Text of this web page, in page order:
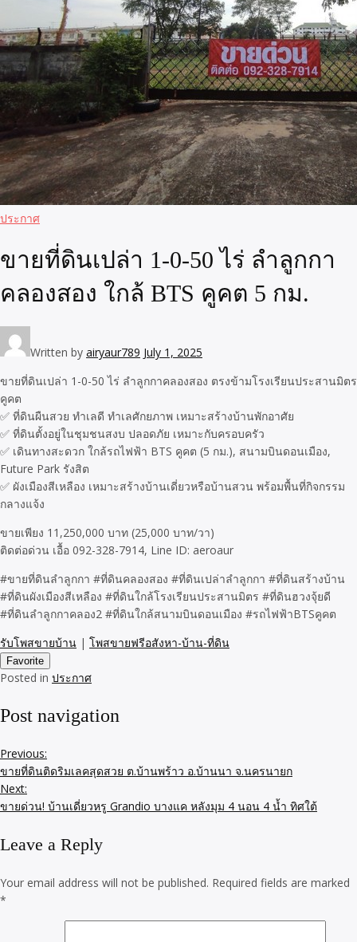
ประกาศ
ขายที่ดินเปล่า 1-0-50 ไร่ ลำลูกกา
คลองสอง ใกล้ BTS คูคต 5 กม.
Written by airyaur789 July 1, 2025
ขายที่ดินเปล่า 1-0-50 ไร่ ลำลูกกาคลองสอง ตรงข้ามโรงเรียนประสานมิตร
คูคต
✅ ที่ดินผืนสวย ทำเลดี ทำเลศักยภาพ เหมาะสร้างบ้านพักอาศัย
✅ ที่ดินตั้งอยู่ในชุมชนสงบ ปลอดภัย เหมาะกับครอบครัว
✅ เดินทางสะดวก ใกล้รถไฟฟ้า BTS คูคต (5 กม.), สนามบินดอนเมือง,
Future Park รังสิต
✅ ผังเมืองสีเหลือง เหมาะสร้างบ้านเดี่ยวหรือบ้านสวน พร้อมพื้นที่กิจกรรม
กลางแจ้ง
ขายเพียง 11,250,000 บาท (25,000 บาท/วา)
ติดต่อด่วน เอื้อ 092-328-7914, Line ID: aeroaur
#ขายที่ดินลำลูกกา #ที่ดินคลองสอง #ที่ดินเปล่าลำลูกกา #ที่ดินสร้างบ้าน
#ที่ดินผังเมืองสีเหลือง #ที่ดินใกล้โรงเรียนประสานมิตร #ที่ดินฮวงจุ้ยดี
#ที่ดินลำลูกกาคลอง2 #ที่ดินใกล้สนามบินดอนเมือง #รถไฟฟ้าBTSคูคต
รับโพสขายบ้าน | โพสขายฟรีอสังหา-บ้าน-ที่ดิน
Favorite
Posted in ประกาศ
Post navigation
Previous:
ขายที่ดินติดริมเลคสุดสวย ต.บ้านพร้าว อ.บ้านนา จ.นครนายก
Next:
ขายด่วน! บ้านเดี่ยวหรู Grandio บางแค หลังมุม 4 นอน 4 น้ำ ทิศใต้
Leave a Reply
Your email address will not be published. Required fields are marked
*